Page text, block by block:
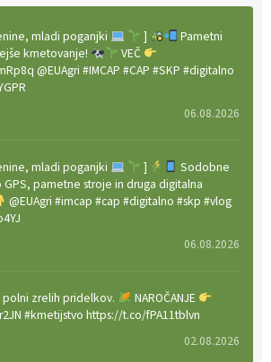
mladi poganjki ]
Pametni
kmetovanje!
VEČ
@EUAgri #IMCAP #CAP #SKP #digitalno
06.08.2026
mladi poganjki ]
Sodobne
pametne stroje in druga digitalna
@EUAgri #imcap #cap #digitalno #skp #vlog
06.08.2026
polni zrelih pridelkov.
NAROČANJE
#kmetijstvo https://t.co/fPA11tblvn
02.08.2026